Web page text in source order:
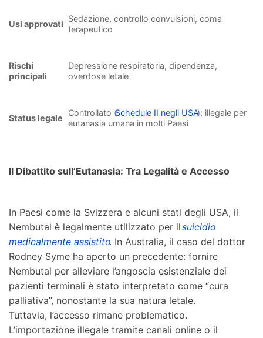
Usi approvati
Sedazione, controllo convulsioni, coma
terapeutico
Rischi
principali
Depressione respiratoria, dipendenza,
overdose letale
Status legale
Controllato (Schedule II negli USA); illegale per
eutanasia umana in molti Paesi
Il Dibattito sull’Eutanasia: Tra Legalità e Accesso
In Paesi come la Svizzera e alcuni stati degli USA, il
Nembutal è legalmente utilizzato per ilsuicidio
medicalmente assistito. In Australia, il caso del dottor
Rodney Syme ha aperto un precedente: fornire
Nembutal per alleviare l’angoscia esistenziale dei
pazienti terminali è stato interpretato come “cura
palliativa”, nonostante la sua natura letale.
Tuttavia, l’accesso rimane problematico.
L’importazione illegale tramite canali online o il